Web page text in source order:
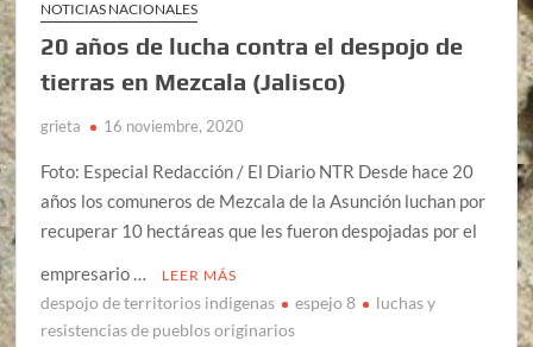
NOTICIAS NACIONALES
20 años de lucha contra el despojo de
tierras en Mezcala (Jalisco)
grieta 16 noviembre, 2020
Foto: Especial Redacción / El Diario NTR Desde hace 20
años los comuneros de Mezcala de la Asunción luchan por
recuperar 10 hectáreas que les fueron despojadas por el
empresario …
LEER MÁS
despojo de territorios indigenas espejo 8
luchas y
resistencias de pueblos originarios